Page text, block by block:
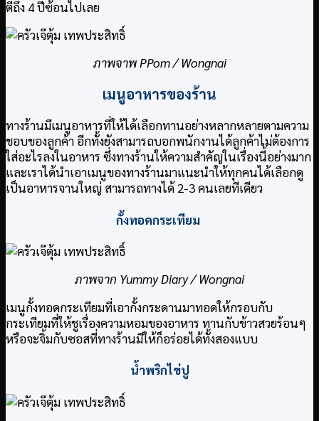
ตีถึง 4 ปีซ้อนไปเลย
ภาพจาพ PPom / Wongnai
เมนูอาหารของร้าน
ทางร้านมีเมนูอาหารที่ให้ได้เลือกทานอย่างหลากหลายตามความ
ชอบของลูกค้า อีกทั้งยังสามารถบอกพนักงานได้ลูกค้าไม่ต้องการ
ใส่อะไรลงในอาหาร ซึ่งทางร้านให้ความสำคัญในเรื่องนี้อย่างมาก
และเราได้นำเอาเมนูของทางร้านมาแนะนำให้ทุกคนได้เลือกดู
เป็นอาหารจานใหญ่ สามารถทางได้ 2-3 คนเลยทีเดียว
กั้งทอดกระเทียม
ภาพจาก Yummy Diary / Wongnai
เมนูกั้งทอดกระเทียมที่เอากั้งกระดานมาทอดให้กรอบกับ
กระเทียมที่ให้ชูเรื่องความหอมของอาหาร ทานกับข้าวสวยร้อนๆ
หรือจะจิ้มกับซอสที่ทางร้านมีให้ก็อร่อยได้ทั้งสองแบบ
น้ำพริกไข่ปู